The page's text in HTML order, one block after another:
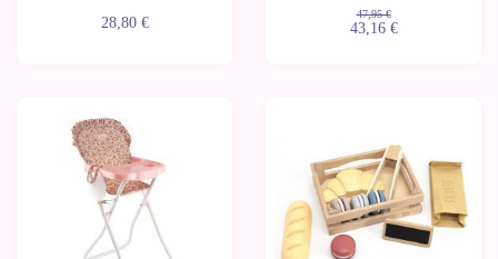
28,80 €
47,95 €
43,16 €